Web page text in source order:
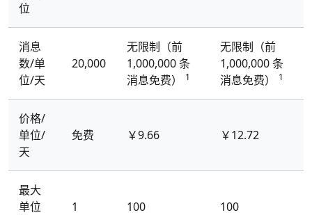
位
消息
数/单
位/天
20,000
无限制（前
1,000,000 条
消息免费）
1
无限制（前
1,000,000 条
消息免费）
1
价格/
单位/
天
免费 ￥9.66 ￥12.72
最大
单位
1 100 100